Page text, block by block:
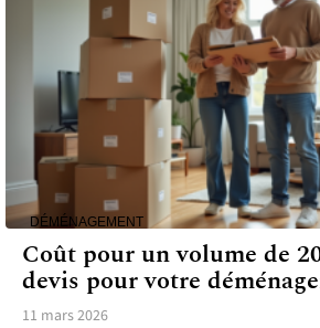
DÉMÉNAGEMENT
Coût pour un volume de
devis pour votre
11 mars 2026